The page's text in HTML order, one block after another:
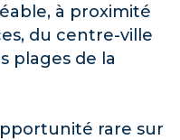
à proximité
du centre-ville
plages de la
rare sur